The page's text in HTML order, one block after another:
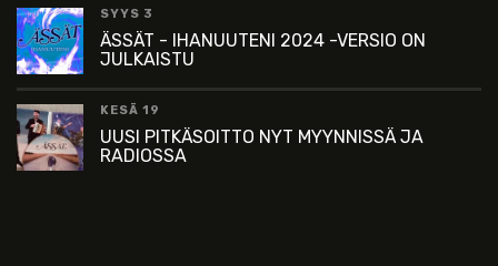
SYYS 3
ÄSSÄT - IHANUUTENI 2024 -VERSIO ON
JULKAISTU
KESÄ 19
UUSI PITKÄSOITTO NYT MYYNNISSÄ JA
RADIOSSA